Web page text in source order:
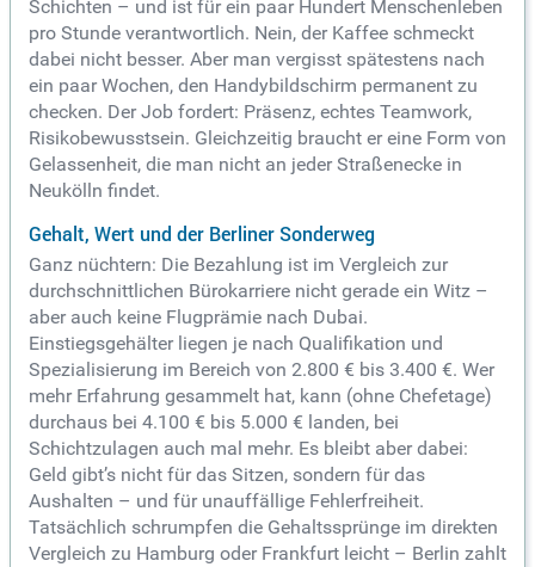
Schichten – und ist für ein paar Hundert Menschenleben
pro Stunde verantwortlich. Nein, der Kaffee schmeckt
dabei nicht besser. Aber man vergisst spätestens nach
ein paar Wochen, den Handybildschirm permanent zu
checken. Der Job fordert: Präsenz, echtes Teamwork,
Risikobewusstsein. Gleichzeitig braucht er eine Form von
Gelassenheit, die man nicht an jeder Straßenecke in
Neukölln findet.
Gehalt, Wert und der Berliner Sonderweg
Ganz nüchtern: Die Bezahlung ist im Vergleich zur
durchschnittlichen Bürokarriere nicht gerade ein Witz –
aber auch keine Flugprämie nach Dubai.
Einstiegsgehälter liegen je nach Qualifikation und
Spezialisierung im Bereich von 2.800 € bis 3.400 €. Wer
mehr Erfahrung gesammelt hat, kann (ohne Chefetage)
durchaus bei 4.100 € bis 5.000 € landen, bei
Schichtzulagen auch mal mehr. Es bleibt aber dabei:
Geld gibt’s nicht für das Sitzen, sondern für das
Aushalten – und für unauffällige Fehlerfreiheit.
Tatsächlich schrumpfen die Gehaltssprünge im direkten
Vergleich zu Hamburg oder Frankfurt leicht – Berlin zahlt